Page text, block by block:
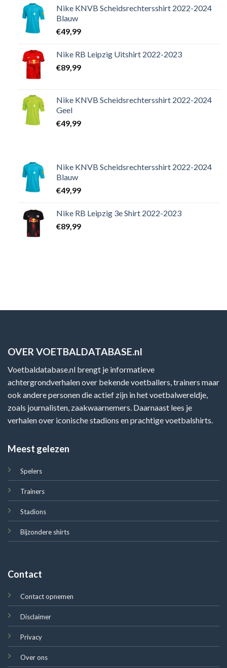
Nike KNVB Scheidsrechtersshirt 2022-2024
Blauw
€49,99
Nike RB Leipzig Uitshirt 2022-2023
€89,99
Nike KNVB Scheidsrechtersshirt 2022-2024
Geel
€49,99
Nike KNVB Scheidsrechtersshirt 2022-2024
Blauw
€49,99
Nike RB Leipzig 3e Shirt 2022-2023
€89,99
OVER VOETBALDATABASE.nl
Voetbaldatabase.nl brengt je informatieve
achtergrondverhalen over bekende voetballers, trainers maar
ook andere personen die actief zijn in het voetbalwereldje,
zoals journalisten, zaakwaarnemers. Daarnaast lees je
verhalen over iconische stadions en prachtige voetbalshirts.
Meest gelezen
Spelers
Trainers
Stadions
Bijzondere shirts
Contact
Contact opnemen
Disclaimer
Privacy
Over ons